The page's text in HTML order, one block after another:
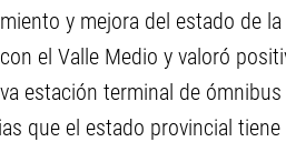
y mejora del estado de
el Valle Medio y valoró
estación terminal de
que el estado provincial